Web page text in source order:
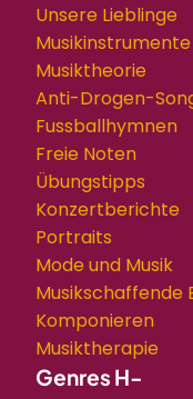
Unsere Lieblinge
Musikinstrumente
Musiktheorie
Anti-Drogen-
Fussballhymnen
Freie Noten
Übungstipps
Konzertberichte
Portraits
Mode und Musik
Musikschaffende
Komponieren
Musiktherapie
Genres H-